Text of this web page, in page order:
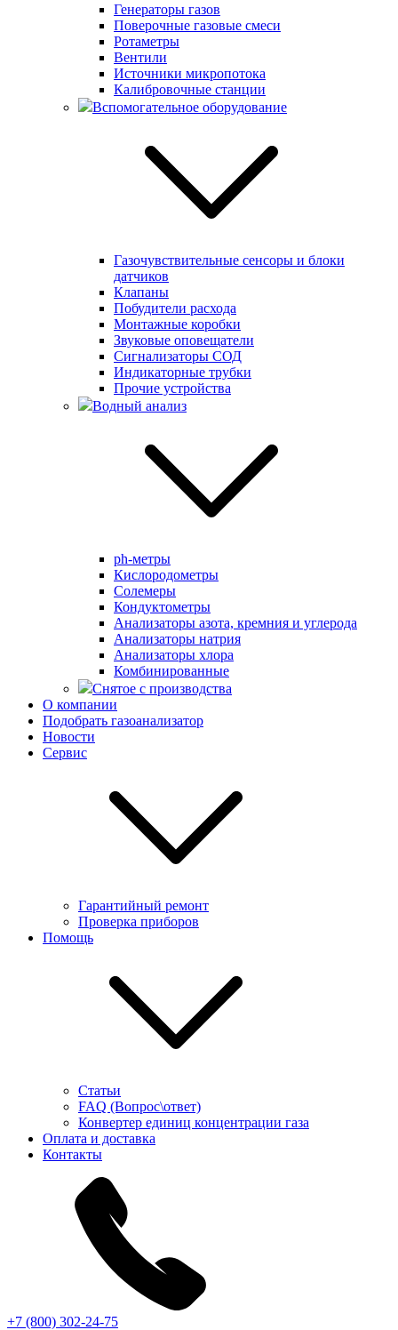
Генераторы газов
Поверочные газовые смеси
Ротаметры
Вентили
Источники микропотока
Калибровочные станции
Вспомогательное оборудование
Газочувствительные сенсоры и блоки
датчиков
Клапаны
Побудители расхода
Монтажные коробки
Звуковые оповещатели
Сигнализаторы СОД
Индикаторные трубки
Прочие устройства
Водный анализ
ph-метры
Кислородометры
Солемеры
Кондуктометры
Анализаторы азота, кремния и углерода
Анализаторы натрия
Анализаторы хлора
Комбинированные
Снятое с производства
О компании
Подобрать газоанализатор
Новости
Сервис
Гарантийный ремонт
Проверка приборов
Помощь
Статьи
FAQ (Вопрос\ответ)
Конвертер единиц концентрации газа
Оплата и доставка
Контакты
+7 (800) 302-24-75